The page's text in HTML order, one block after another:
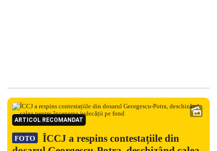
ARTICOL RECOMANDAT
FOTO
ÎCCJ a respins contestațiile din